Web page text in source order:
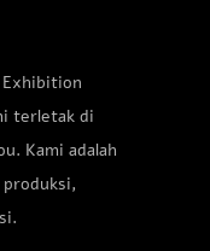
Exhibition
terletak di
Kami adalah